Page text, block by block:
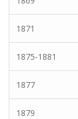
1871
1875-1881
1877
1879